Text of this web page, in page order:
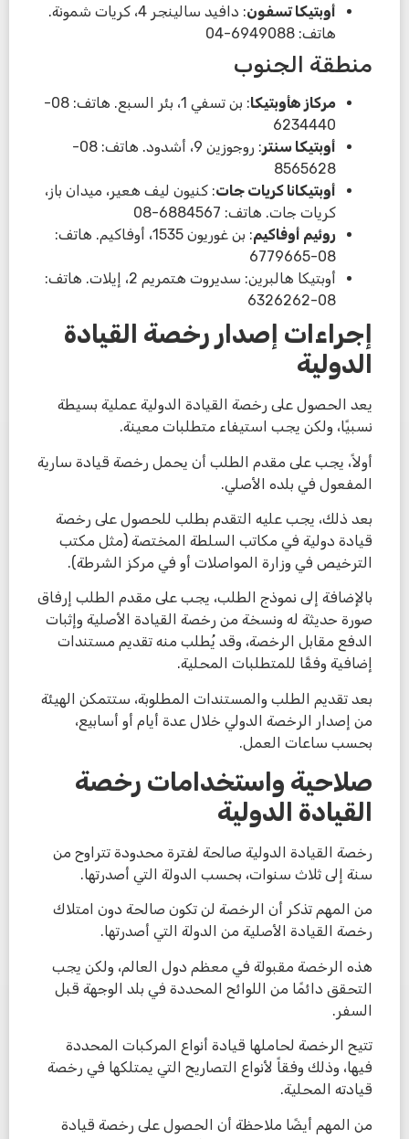
أوبتيكا تسفون
: دافيد سالينجر 4، كريات شمونة.
هاتف: 6949088-04
منطقة الجنوب
مركاز هأوبتيكا
: بن تسفي 1، بئر السبع. هاتف: 08-
6234440
أوبتيكا سنتر
: روجوزين 9، أشدود. هاتف: 08-
8565628
أوبتيكانا كريات جات: كنيون ليف هعير، ميدان باز،
كريات جات. هاتف: 6884567-08
روئيم أوفاكيم
: بن غوريون 1535، أوفاكيم. هاتف:
08-6779665
أوبتيكا هالبرين: سديروت هتمريم 2، إيلات. هاتف:
08-6326262
إجراءات إصدار رخصة القيادة
الدولية
يعد الحصول على رخصة القيادة الدولية عملية بسيطة
نسبيًا، ولكن يجب استيفاء متطلبات معينة.
أولاً، يجب على مقدم الطلب أن يحمل رخصة قيادة سارية
المفعول في بلده الأصلي.
بعد ذلك، يجب عليه التقدم بطلب للحصول على رخصة
قيادة دولية في مكاتب السلطة المختصة (مثل مكتب
الترخيص في وزارة المواصلات أو في مركز الشرطة).
بالإضافة إلى نموذج الطلب، يجب على مقدم الطلب إرفاق
صورة حديثة له ونسخة من رخصة القيادة الأصلية وإثبات
الدفع مقابل الرخصة، وقد يُطلب منه تقديم مستندات
إضافية وفقًا للمتطلبات المحلية.
بعد تقديم الطلب والمستندات المطلوبة، ستتمكن الهيئة
من إصدار الرخصة الدولي خلال عدة أيام أو أسابيع،
بحسب ساعات العمل.
صلاحية واستخدامات رخصة
القيادة الدولية
رخصة القيادة الدولية صالحة لفترة محدودة تتراوح من
سنة إلى ثلاث سنوات، بحسب الدولة التي أصدرتها.
من المهم تذكر أن الرخصة لن تكون صالحة دون امتلاك
رخصة القيادة الأصلية من الدولة التي أصدرتها.
هذه الرخصة مقبولة في معظم دول العالم، ولكن يجب
التحقق دائمًا من اللوائح المحددة في بلد الوجهة قبل
السفر.
تتيح الرخصة لحاملها قيادة أنواع المركبات المحددة
فيها، وذلك وفقاً لأنواع التصاريح التي يمتلكها في رخصة
قيادته المحلية.
من المهم أيضًا ملاحظة أن الحصول على رخصة قيادة